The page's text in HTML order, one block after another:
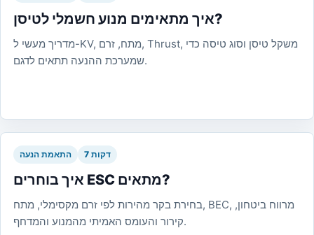
איך מתאימים מנוע חשמלי לטיסן?
מדריך מעשי ל-KV, מתח, זרם, Thrust, משקל טיסן וסוג טיסה כדי
שמערכת ההנעה תתאים לדגם.
התאמת הנעה 7 דקות
איך בוחרים ESC מתאים?
בחירת בקר מהירות לפי זרם מקסימלי, מתח, BEC, מרווח ביטחון,
קירור והעומס האמיתי מהמנוע והמדחף.